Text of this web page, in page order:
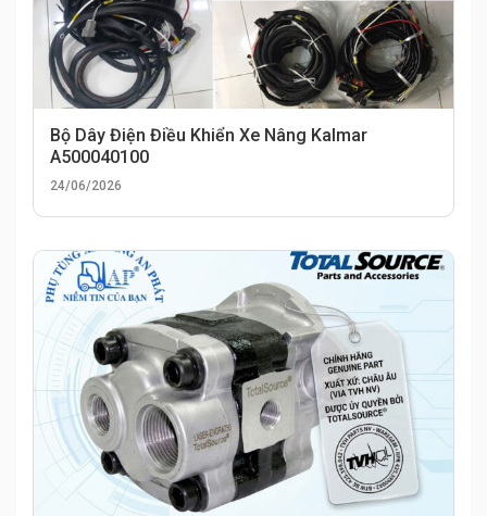
Bộ Dây Điện Điều Khiển Xe Nâng Kalmar
A500040100
24/06/2026